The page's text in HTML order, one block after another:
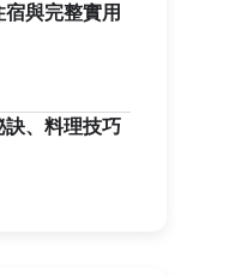
與完整實用
、料理技巧